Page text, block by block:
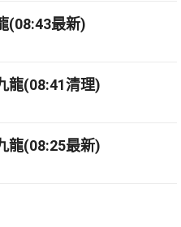
(08:43最新)
龍(08:41清理)
龍(08:25最新)